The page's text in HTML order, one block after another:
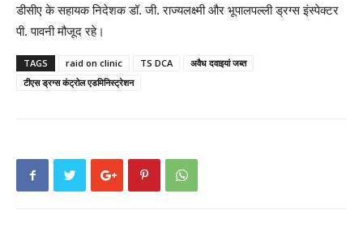
डीसीए के सहायक निदेशक डॉ. जी. राज्यलक्ष्मी और भूपालपल्ली ड्रग्स इंस्पेक्टर
पी. पावनी मौजूद रहे।
TAGS raid on clinic TS DCA
अवैध दवाइयां जब्त
टीएस ड्रग्स कंट्रोल एडमिनिस्ट्रेशन